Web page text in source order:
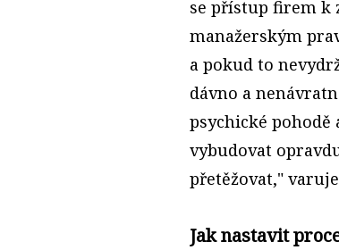
se přístup firem k
manažerským
a pokud to
dávno a
psychické pohodě
vybudovat
přetěžovat,"
Jak nastavit